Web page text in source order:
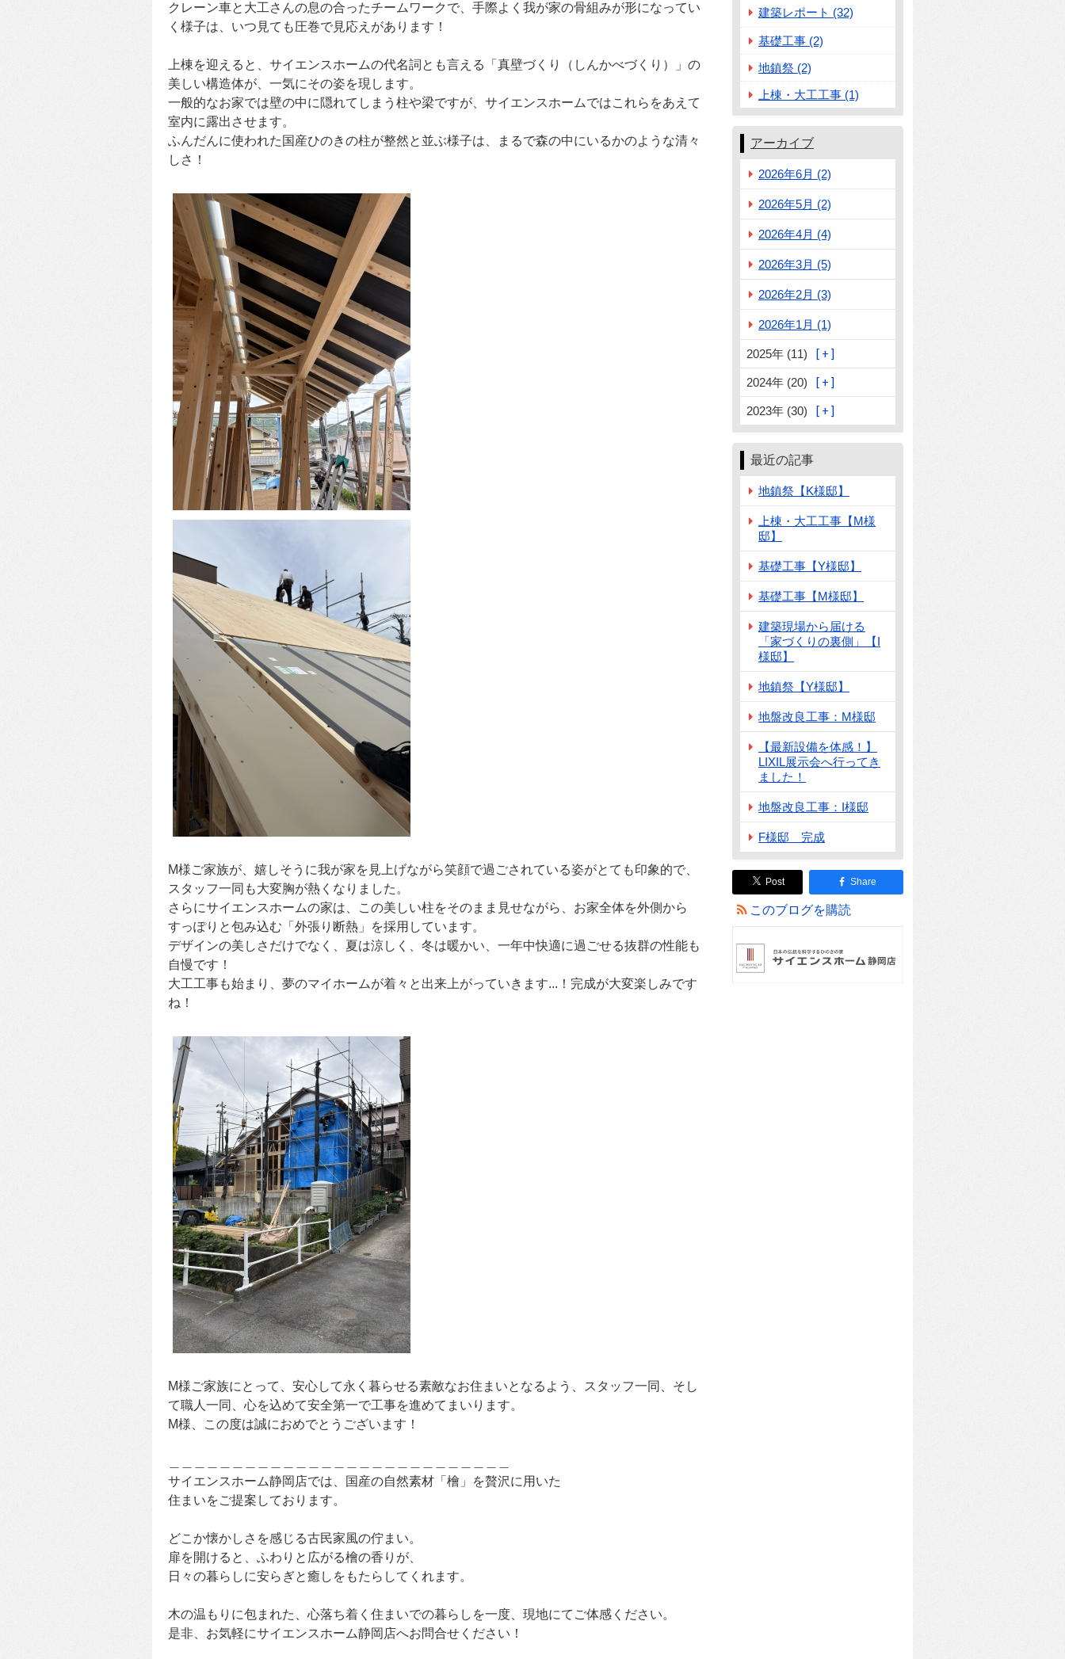
クレーン車と大工さんの息の合ったチームワークで、手際よく我が家の骨組みが形になってい
く様子は、いつ見ても圧巻で見応えがあります！
上棟を迎えると、サイエンスホームの代名詞とも言える「真壁づくり（しんかべづくり）」の
美しい構造体が、一気にその姿を現します。
一般的なお家では壁の中に隠れてしまう柱や梁ですが、サイエンスホームではこれらをあえて
室内に露出させます。
ふんだんに使われた国産ひのきの柱が整然と並ぶ様子は、まるで森の中にいるかのような清々
しさ！
M様ご家族が、嬉しそうに我が家を見上げながら笑顔で過ごされている姿がとても印象的で、
スタッフ一同も大変胸が熱くなりました。
さらにサイエンスホームの家は、この美しい柱をそのまま見せながら、お家全体を外側から
すっぽりと包み込む「外張り断熱」を採用しています。
デザインの美しさだけでなく、夏は涼しく、冬は暖かい、一年中快適に過ごせる抜群の性能も
自慢です！
大工工事も始まり、夢のマイホームが着々と出来上がっていきます...！完成が大変楽しみです
ね！
M様ご家族にとって、安心して永く暮らせる素敵なお住まいとなるよう、スタッフ一同、そし
て職人一同、心を込めて安全第一で工事を進めてまいります。
M様、この度は誠におめでとうございます！
サイエンスホーム静岡店では、国産の自然素材「檜」を贅沢に用いた
住まいをご提案しております。
どこか懐かしさを感じる古民家風の佇まい。
扉を開けると、ふわりと広がる檜の香りが、
日々の暮らしに安らぎと癒しをもたらしてくれます。
木の温もりに包まれた、心落ち着く住まいでの暮らしを一度、現地にてご体感ください。
是非、お気軽にサイエンスホーム静岡店へお問合せください！
建築レポート (32)
基礎工事 (2)
地鎮祭 (2)
上棟・大工工事 (1)
アーカイブ
2026年6月 (2)
2026年5月 (2)
2026年4月 (4)
2026年3月 (5)
2026年2月 (3)
2026年1月 (1)
2025年 (11)
2024年 (20)
2023年 (30)
最近の記事
地鎮祭【K様邸】
上棟・大工工事【M様
邸】
基礎工事【Y様邸】
基礎工事【M様邸】
建築現場から届ける
「家づくりの裏側」【I
様邸】
地鎮祭【Y様邸】
地盤改良工事：M様邸
【最新設備を体感！】
LIXIL展示会へ行ってき
ました！
地盤改良工事：I様邸
F様邸 完成
Post Share
このブログを購読